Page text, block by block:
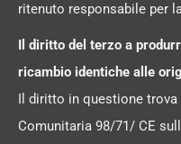
ritenuto responsabile per
Il diritto del terzo a
ricambio identiche alle
Il diritto in questione
Comunitaria 98/71/ CE